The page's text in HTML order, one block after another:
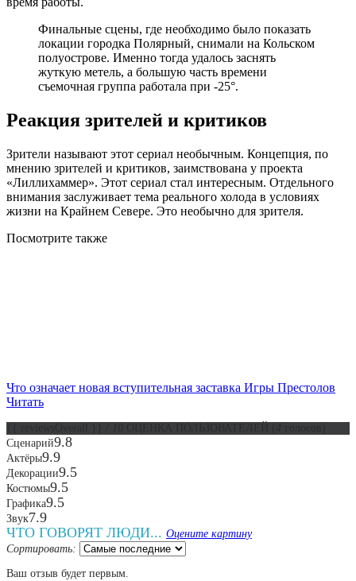
Финальные сцены, где необходимо было показать
локации городка Полярный, снимали на Кольском
полуострове. Именно тогда удалось заснять
жуткую метель, а большую часть времени
съемочная группа работала при -25°.
Реакция зрителей и критиков
Зрители называют этот сериал необычным. Концепция, по
мнению зрителей и критиков, заимствована у проекта
«Лиллихаммер». Этот сериал стал интересным. Отдельного
внимания заслуживает тема реального холода в условиях
жизни на Крайнем Севере. Это необычно для зрителя.
Посмотрите также
Что означает новая вступительная заставка Игры Престолов
Читать
Сценарий9.8
Актёры9.9
Декорации9.5
Костюмы9.5
Графика9.5
Звук7.9
ЧТО ГОВОРЯТ ЛЮДИ... Оцените картину
Сортировать:
Ваш отзыв будет первым.